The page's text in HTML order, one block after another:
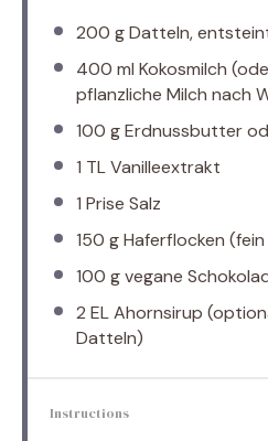
200 gDatteln,
400 ml Kokosmilch
pflanzliche Milch nach
100 gErdnussbutter
1 TL Vanilleextrakt
1 Prise Salz
150 gHaferflocken
100 gvegane
2 EL Ahornsirup
Datteln)
Instructions